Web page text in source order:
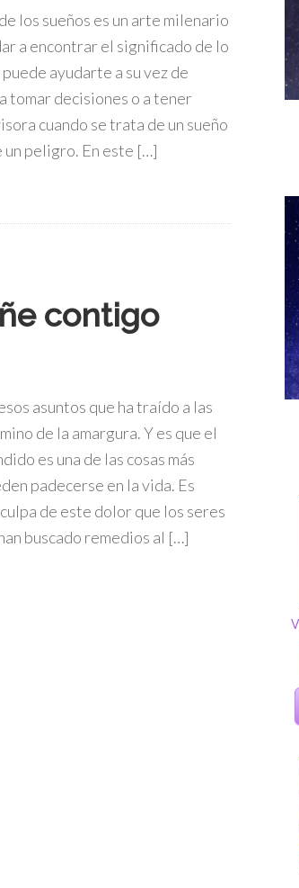
los sueños es un arte milenario
a encontrar el significado de lo
ayudarte a su vez de
tomar decisiones o a tener
cuando se trata de un sueño
peligro. En este […]
contigo
asuntos que ha traído a las
de la amargura. Y es que el
es una de las cosas más
padecerse en la vida. Es
de este dolor que los seres
buscado remedios al […]